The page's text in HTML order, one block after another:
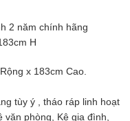
2 năm chính hãng
H
x 183cm Cao.
tùy ý , tháo ráp linh hoạt
văn phòng, Kệ gia đình,